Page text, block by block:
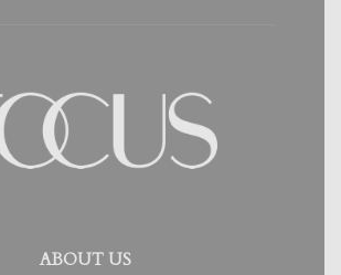
ABOUT US